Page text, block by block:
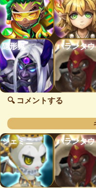
隠形鬼 バランタウ
🔍 コメントする
ジェミニ
バランタウ